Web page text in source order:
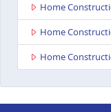
Home
Home
Home